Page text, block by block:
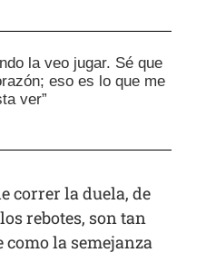
la veo jugar. Sé que
eso es lo que me
ver”
correr la duela, de
rebotes, son tan
la semejanza